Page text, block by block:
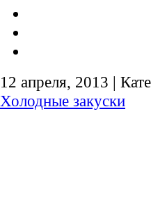
12 апреля, 2013 |
Холодные закуски